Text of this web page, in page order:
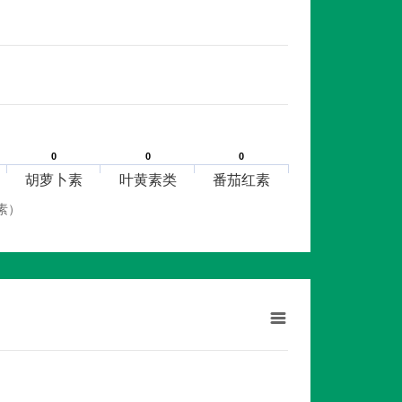
0
0 0
0 0
0
胡萝卜素 叶黄素类 番茄红素